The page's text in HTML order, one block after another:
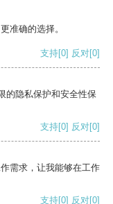
准确的选择。
支持[0] 反对[0]
的隐私保护和安全性保
支持[0] 反对[0]
需求，让我能够在工作
支持[0] 反对[0]